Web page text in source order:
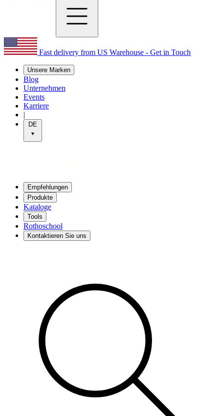
Fast delivery from US Warehouse - Get in Touch
Unsere Marken
Blog
Unternehmen
Events
Karriere
|
DE
Empfehlungen
Produkte
Kataloge
Tools
Rothoschool
Kontaktieren Sie uns